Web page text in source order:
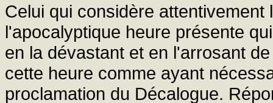
Celui qui considère
l'apocalyptique heure présente
en la dévastant et en l'arrosant
cette heure comme ayant
proclamation du Décalogue.